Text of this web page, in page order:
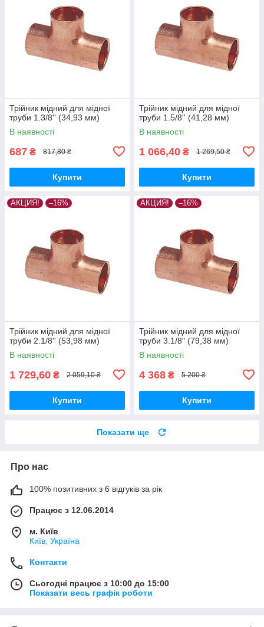
Трійник мідний для мідної
труби 1.3/8'' (34,93 мм)
В наявності
687 ₴ 817,80 ₴
Купити
Трійник мідний для мідної
труби 1.5/8'' (41,28 мм)
В наявності
1 066,40 ₴ 1 269,50 ₴
Купити
АКЦИЯ! –16%
Трійник мідний для мідної
труби 2.1/8'' (53,98 мм)
В наявності
1 729,60 ₴ 2 059,10 ₴
Купити
АКЦИЯ! –16%
Трійник мідний для мідної
труби 3.1/8" (79,38 мм)
В наявності
4 368 ₴ 5 200 ₴
Купити
Показати ще
Про нас
100% позитивних з 6 відгуків за рік
Працює з 12.06.2014
м. Київ
Київ, Україна
Контакти
Сьогодні працює з 10:00 до 15:00
Показати весь графік роботи